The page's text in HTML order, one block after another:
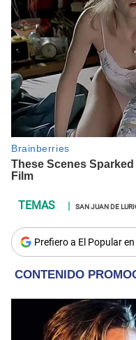
SAN JUAN DE
Prefiero a El Popular